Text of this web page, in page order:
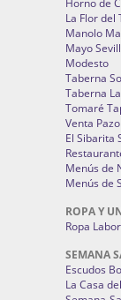
Horno de
La Flor del
Manolo
Mayo
Modesto
Taberna
Taberna
Tomaré
Venta Pazo
El Sibarita
Menús de
Menús de
ROPA Y
Ropa
SEMANA
Escudos
La Casa